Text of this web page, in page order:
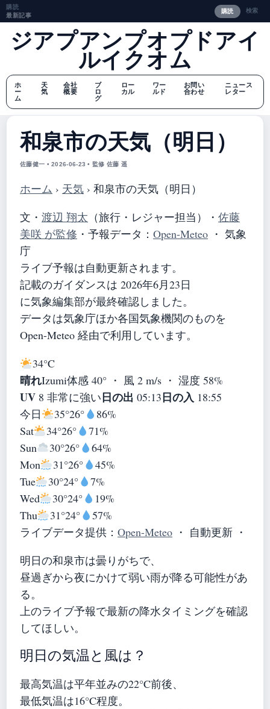
購読
最新記事
購読 検索
ジアプアンプオプドアイ
ルイクオム
ホ
ー
ム
天
気
会社
概要
ブ
ロ
グ
ロー
カル
ワー
ルド
お問い
合わせ
ニュース
レター
和泉市の天気（明日）
佐藤健一 • 2026-06-23 • 監修 佐藤 遥
ホーム › 天気 › 和泉市の天気（明日）
文・ 渡辺 翔太 （旅行・レジャー担当） ・ 佐藤
美咲 が監修 ・ 予報データ： Open-Meteo ・ 気象
庁
ライブ予報は自動更新されます。
記載のガイダンスは 2026年6月23日
に気象編集部が最終確認しました。
データは気象庁ほか各国気象機関のものを
Open-Meteo 経由で利用しています。
34°C
晴れIzumi体感 40° ・ 風 2 m/s ・ 湿度 58%
UV 8 非常に強い日の出 05:13日の入 18:55
今日
35°26°
86%
Sat
34°26°
71%
Sun
30°26°
64%
Mon
31°26°
45%
Tue
30°24°
7%
Wed
30°24°
19%
Thu
31°24°
57%
ライブデータ提供： Open-Meteo ・ 自動更新 ・
明日の和泉市は曇りがちで、
昼過ぎから夜にかけて弱い雨が降る可能性があ
る。
上のライブ予報で最新の降水タイミングを確認
してほしい。
明日の気温と風は？
最高気温は平年並みの22°C前後、
最低気温は16°C程度。